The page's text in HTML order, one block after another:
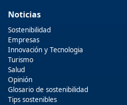
Noticias
Sostenibilidad
Empresas
Innovación y Tecnologia
Turismo
Salud
Opinión
Glosario de sostenibilidad
Tips sostenibles